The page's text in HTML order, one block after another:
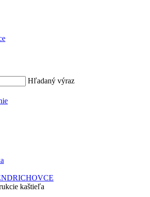
Hľadaný výraz
kaštieľa